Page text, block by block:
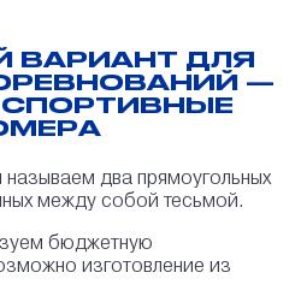
ВАРИАНТ ДЛЯ
—
два прямоугольных
между собой тесьмой.
бюджетную
изготовление из